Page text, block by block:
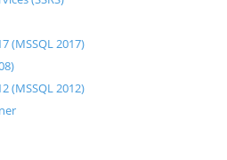
(MSSQL 2017)
(MSSQL 2012)